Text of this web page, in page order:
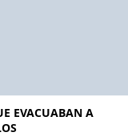
EVACUABAN A